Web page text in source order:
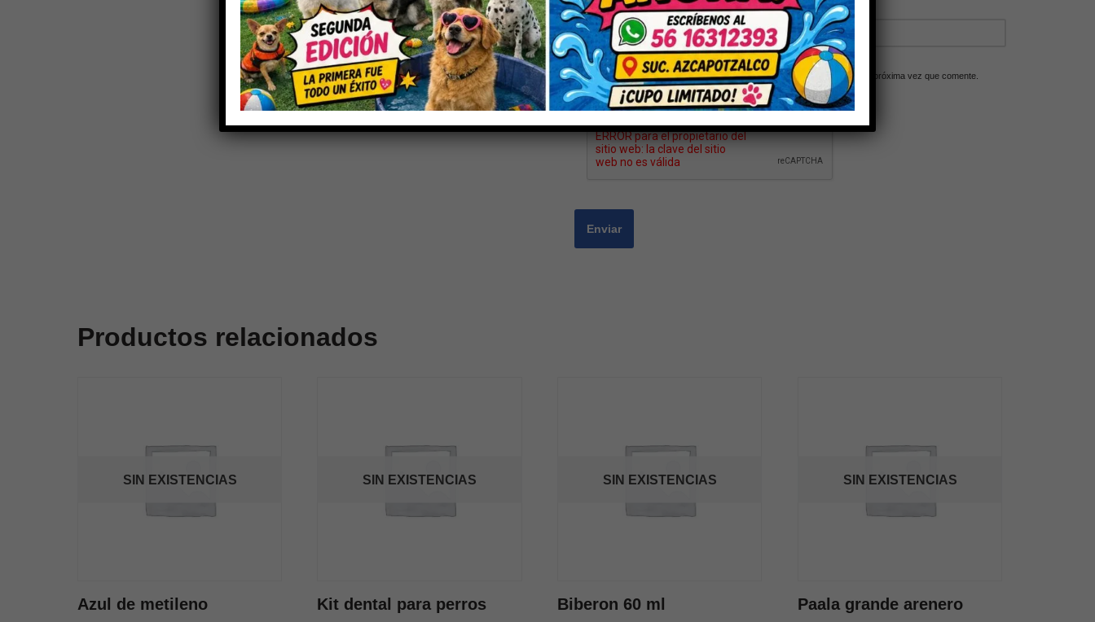
Correo electrónico*
Guarda mi nombre, correo electrónico y web en este navegador para la próxima vez que comente.
Productos relacionados
SIN EXISTENCIAS
Azul de metileno
SIN EXISTENCIAS
Kit dental para perros
SIN EXISTENCIAS
Biberon 60 ml
SIN EXISTENCIAS
Paala grande arenero